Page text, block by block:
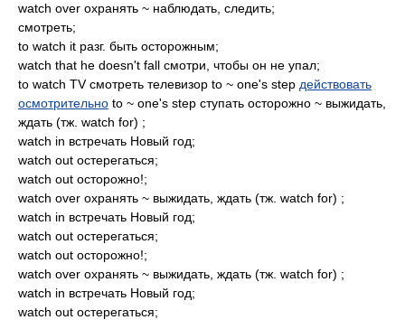
watch over охранять ~ наблюдать, следить;
смотреть;
to watch it разг. быть осторожным;
watch that he doesn't fall смотри, чтобы он не упал;
to watch TV смотреть телевизор to ~ one's step действовать
осмотрительно to ~ one's step ступать осторожно ~ выжидать,
ждать (тж. watch for) ;
watch in встречать Новый год;
watch out остерегаться;
watch out осторожно!;
watch over охранять ~ выжидать, ждать (тж. watch for) ;
watch in встречать Новый год;
watch out остерегаться;
watch out осторожно!;
watch over охранять ~ выжидать, ждать (тж. watch for) ;
watch in встречать Новый год;
watch out остерегаться;